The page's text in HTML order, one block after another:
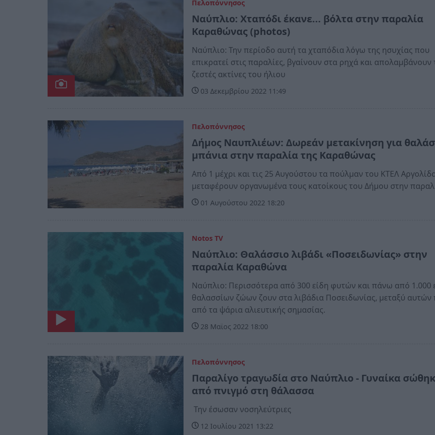
Πελοπόννησος
Ναύπλιο: Χταπόδι έκανε... βόλτα στην παραλία
Καραθώνας (photos)
Ναύπλιο: Την περίοδο αυτή τα χταπόδια λόγω της ησυχίας που
επικρατεί στις παραλίες, βγαίνουν στα ρηχά και απολαμβάνουν
ζεστές ακτίνες του ήλιου
03 Δεκεμβρίου 2022 11:49
Πελοπόννησος
Δήμος Ναυπλιέων: Δωρεάν μετακίνηση για
μπάνια στην παραλία της Καραθώνας
Από 1 μέχρι και τις 25 Αυγούστου τα πούλμαν του ΚΤΕΛ
μεταφέρουν οργανωμένα τους κατοίκους του Δήμου στην
01 Αυγούστου 2022 18:20
Notos TV
Ναύπλιο: Θαλάσσιο λιβάδι «Ποσειδωνίας» στην
παραλία Καραθώνα
Ναύπλιο: Περισσότερα από 300 είδη φυτών και πάνω από 1.000
θαλασσίων ζώων ζουν στα λιβάδια Ποσειδωνίας, μεταξύ αυτών
από τα ψάρια αλιευτικής σημασίας.
28 Μαϊος 2022 18:00
Πελοπόννησος
Παραλίγο τραγωδία στο Ναύπλιο - Γυναίκα
από πνιγμό στη θάλασσα
Την έσωσαν νοσηλεύτριες
12 Ιουλίου 2021 13:22